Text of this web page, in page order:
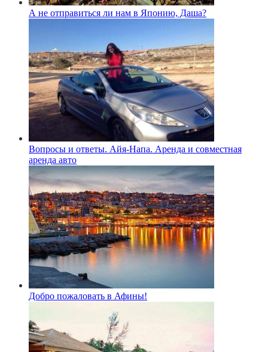
А не отправиться ли нам в Японию, Даша?
Вопросы и ответы. Айя-Напа. Аренда и совместная
аренда авто
Добро пожаловать в Афины!